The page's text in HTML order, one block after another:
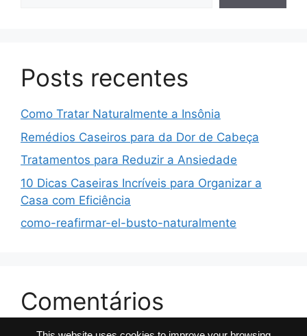
Posts recentes
Como Tratar Naturalmente a Insônia
Remédios Caseiros para da Dor de Cabeça
Tratamentos para Reduzir a Ansiedade
10 Dicas Caseiras Incríveis para Organizar a
Casa com Eficiência
como-reafirmar-el-busto-naturalmente
Comentários